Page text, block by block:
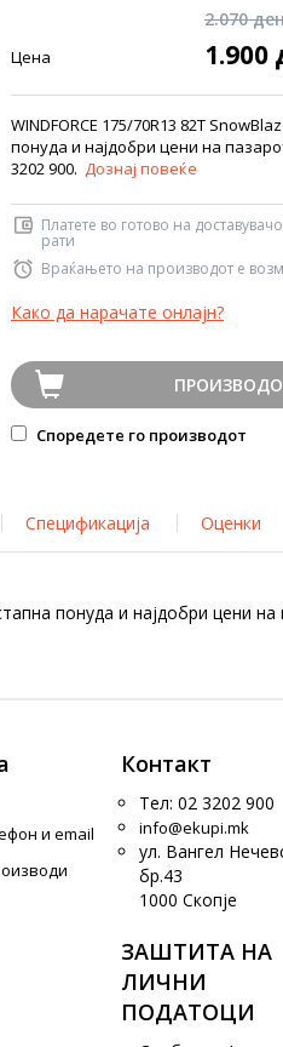
2.070
Цена 1.900
WINDFORCE 175/70R13 82T
понуда и најдобри цени на
3202 900. Дознај повеќе
Платете во готово на
рати
Враќањето на производот е
Како да нарачате онлајн?
Споредете го производот
Спецификација Оценки
понуда и најдобри цени
и еmail
Контакт
Тел: 02 3202 900
info@ekupi.mk
ул. Вангел
бр.43
1000 Скопје
ЗАШТИТА НА
ЛИЧНИ
ПОДАТОЦИ